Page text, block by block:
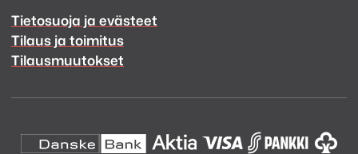
Tietosuoja ja evästeet
Tilaus ja toimitus
Tilausmuutokset